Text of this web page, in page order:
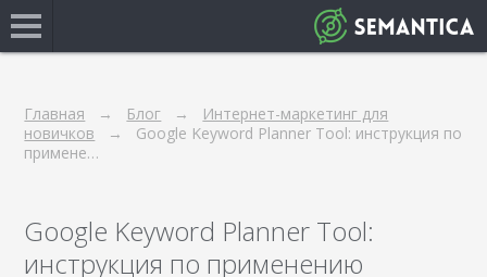
Главная Блог
Интернет-маркетинг для
новичков
Google Keyword Planner Tool: инструкция по
примене…
Google Keyword Planner Tool:
инструкция по применению